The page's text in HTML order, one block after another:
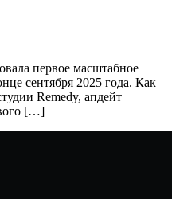
первое масштабное
сентября 2025 года. Как
Remedy, апдейт
[…]